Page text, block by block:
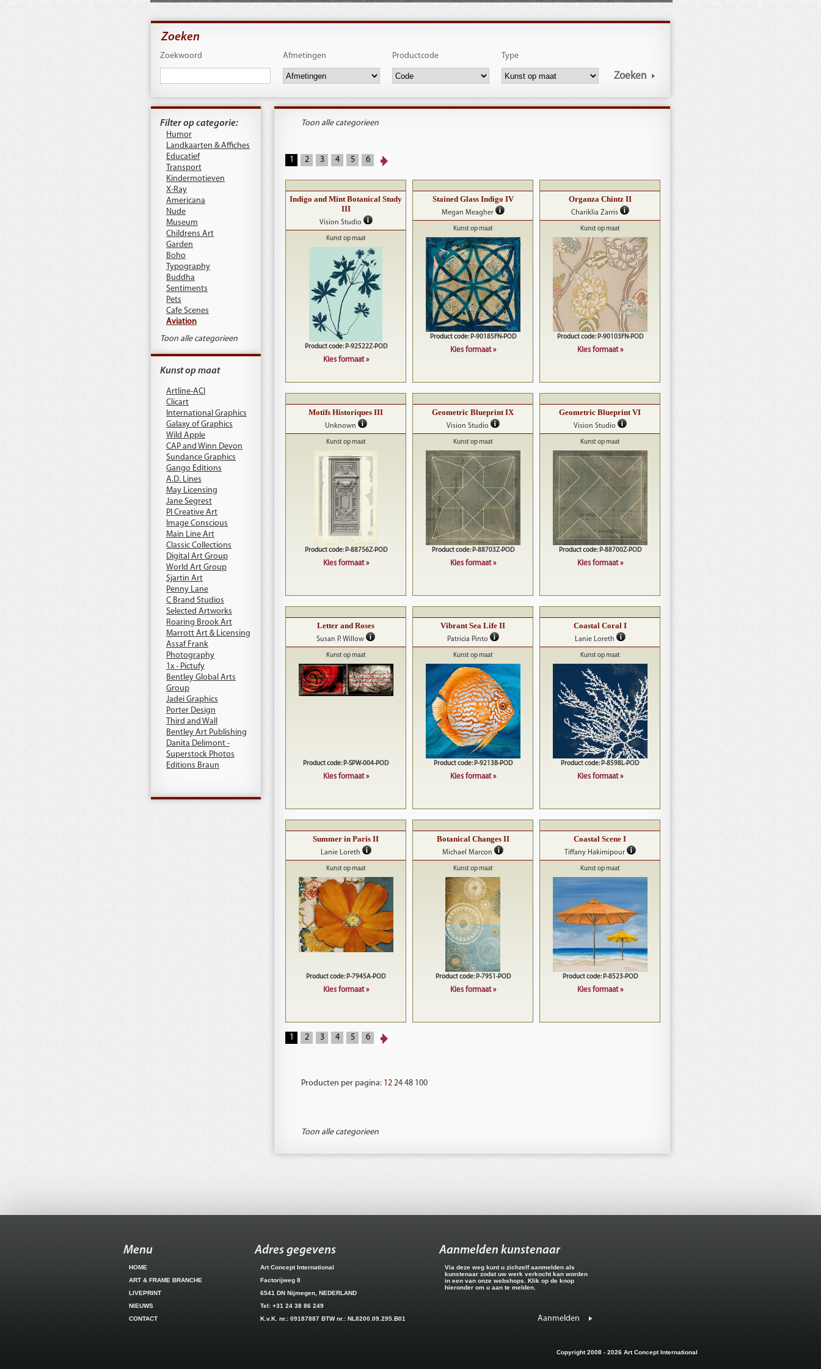
Zoeken
Zoekwoord Afmetingen Productcode Type
Zoeken
Filter op categorie:
Humor
Landkaarten & Affiches
Educatief
Transport
Kindermotieven
X-Ray
Americana
Nude
Museum
Childrens Art
Garden
Boho
Typography
Buddha
Sentiments
Pets
Cafe Scenes
Aviation
Toon alle categorieen
Kunst op maat
Artline-ACI
Clicart
International Graphics
Galaxy of Graphics
Wild Apple
CAP and Winn Devon
Sundance Graphics
Gango Editions
A.D. Lines
May Licensing
Jane Segrest
PI Creative Art
Image Conscious
Main Line Art
Classic Collections
Digital Art Group
World Art Group
Sjartin Art
Penny Lane
C Brand Studios
Selected Artworks
Roaring Brook Art
Marrott Art & Licensing
Assaf Frank
Photography
1x - Pictufy
Bentley Global Arts
Group
Jadei Graphics
Porter Design
Third and Wall
Bentley Art Publishing
Danita Delimont -
Superstock Photos
Editions Braun
Toon alle categorieen
1 2 3 4 5 6
Indigo and Mint Botanical Study
III
Vision Studio
Kunst op maat
Product code: P-92522Z-POD
Kies formaat »
Stained Glass Indigo IV
Megan Meagher
Kunst op maat
Product code: P-90185FN-POD
Kies formaat »
Organza Chintz II
Chariklia Zarris
Kunst op maat
Product code: P-90103FN-POD
Kies formaat »
Motifs Historiques III
Unknown
Kunst op maat
Product code: P-88756Z-POD
Kies formaat »
Geometric Blueprint IX
Vision Studio
Kunst op maat
Product code: P-88703Z-POD
Kies formaat »
Geometric Blueprint VI
Vision Studio
Kunst op maat
Product code: P-88700Z-POD
Kies formaat »
Letter and Roses
Susan P. Willow
Kunst op maat
Product code: P-SPW-004-POD
Kies formaat »
Vibrant Sea Life II
Patricia Pinto
Kunst op maat
Product code: P-9213B-POD
Kies formaat »
Coastal Coral I
Lanie Loreth
Kunst op maat
Product code: P-8598L-POD
Kies formaat »
Summer in Paris II
Lanie Loreth
Kunst op maat
Product code: P-7945A-POD
Kies formaat »
Botanical Changes II
Michael Marcon
Kunst op maat
Product code: P-7951-POD
Kies formaat »
Coastal Scene I
Tiffany Hakimipour
Kunst op maat
Product code: P-8523-POD
Kies formaat »
1 2 3 4 5 6
Producten per pagina: 12 24 48 100
Toon alle categorieen
Menu
HOME
ART & FRAME BRANCHE
LIVEPRINT
NIEUWS
CONTACT
Adres gegevens
Art Concept International
Factorijweg 8
6541 DN Nijmegen, NEDERLAND
Tel: +31 24 38 86 249
K.v.K. nr.: 09187887 BTW nr.: NL8200.09.295.B01
Aanmelden kunstenaar
Via deze weg kunt u zichzelf aanmelden als
kunstenaar zodat uw werk verkocht kan worden
in een van onze webshops. Klik op de knop
hieronder om u aan te melden.
Aanmelden
Copyright 2008 - 2026 Art Concept International